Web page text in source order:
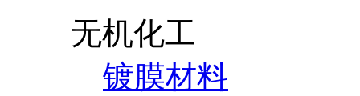
无机化工
镀膜材料